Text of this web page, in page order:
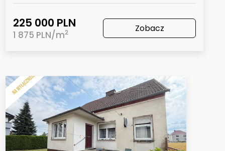
225 000 PLN
1 875 PLN/m2 Zobacz